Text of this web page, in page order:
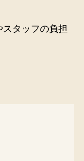
タッフの負担